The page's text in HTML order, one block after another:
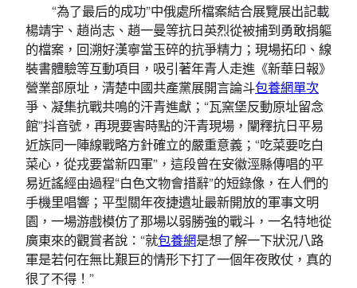
“為了最后的成功”中俄處所檔案結合展覽展出記載
楊靖宇、趙尚志、趙一曼等抗日英烈從被捕到勇敢捐軀
的檔案，回溯好漢寧當玉碎的抗爭精力；現場拓印、線
裝書體驗等互動項目，吸引著年青人走進《新華日報》
營業部原址，清楚中國共產黨展開言論斗包養網單次
爭、凝集抗戰共鳴的汗青進獻；“瓦窯堡反動原址留念
館”抖音號，再現要害時點的汗青現場，闡釋抗日平易
近族同一陣線戰略方針確立的嚴重意義；“吃菜要吃白
菜心，從戎要當新四軍”，這段曾在安徽涇縣傳唱的平
易近謠經由過程“白色文物會措辭”的短錄像，在人們的
手機里唱響；平型關年夜捷遺址最新開放的軍事文明
園，一場游戲模仿了那場以弱勝強的戰斗，一名特地從
廣東來的觀賞者說：“就包養網是想了解一下狀況八路
軍是若何在無比艱巨的情形下打了一個年夜敗仗，真的
很了不得！”